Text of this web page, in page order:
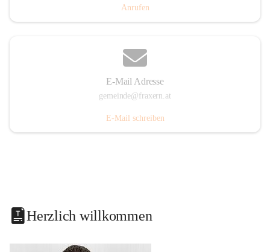
Anrufen
E-Mail Adresse
gemeinde@fraxern.at
E-Mail schreiben
Herzlich willkommen